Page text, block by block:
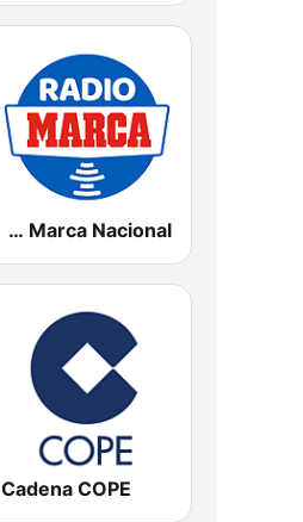
Radio Marca Nacional
Cadena COPE